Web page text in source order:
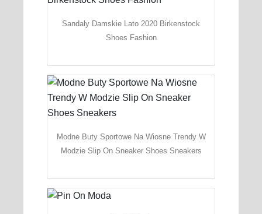
Sandaly Damskie Lato 2020 Birkenstock
Shoes Fashion
Modne Buty Sportowe Na Wiosne Trendy W
Modzie Slip On Sneaker Shoes Sneakers